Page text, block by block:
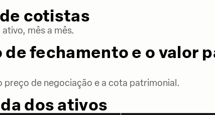
cotistas
mês a mês.
fechamento e o valor
de negociação e a cota patrimonial.
dos ativos